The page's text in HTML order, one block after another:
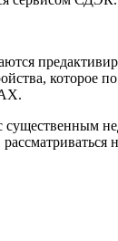
которое